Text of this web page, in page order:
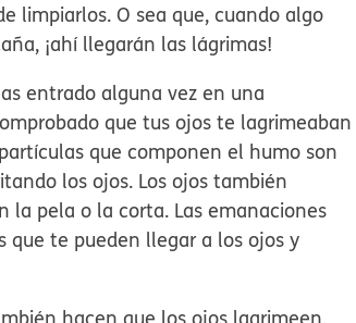
limpiarlos. O sea que, cuando algo
¡ahí llegarán las lágrimas!
entrado alguna vez en una
que tus ojos te lagrimeaban
que componen el humo son
los ojos. Los ojos también
la pela o la corta. Las emanaciones
que te pueden llegar a los ojos y